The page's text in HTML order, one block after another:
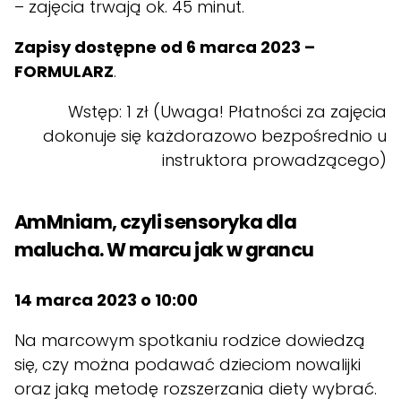
– zajęcia trwają ok. 45 minut.
Zapisy dostępne od 6 marca 2023 –
FORMULARZ.
Wstęp: 1 zł (Uwaga! Płatności za zajęcia
dokonuje się każdorazowo bezpośrednio u
instruktora prowadzącego)
AmMniam, czyli sensoryka dla
malucha. W marcu jak w grancu
14 marca 2023 o 10:00
Na marcowym spotkaniu rodzice dowiedzą
się, czy można podawać dzieciom nowalijki
oraz jaką metodę rozszerzania diety wybrać.